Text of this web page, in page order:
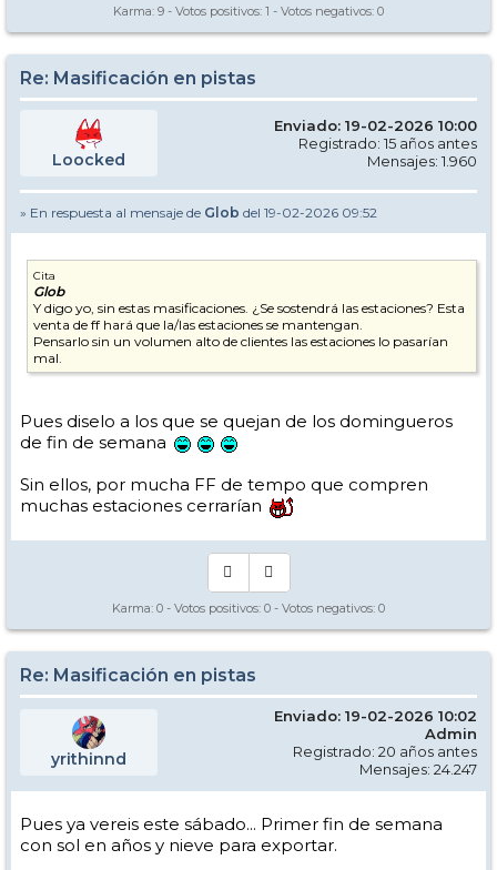
Karma: 9 - Votos positivos: 1 - Votos negativos: 0
Re: Masificación en pistas
Loocked
Enviado: 19-02-2026 10:00
Registrado: 15 años antes
Mensajes: 1.960
» En respuesta al mensaje de Glob del 19-02-2026 09:52
Cita
Glob
Y digo yo, sin estas masificaciones. ¿Se sostendrá las estaciones? Esta
venta de ff hará que la/las estaciones se mantengan.
Pensarlo sin un volumen alto de clientes las estaciones lo pasarían
mal.
Pues diselo a los que se quejan de los domingueros
de fin de semana
Sin ellos, por mucha FF de tempo que compren
muchas estaciones cerrarían
Karma: 0 - Votos positivos: 0 - Votos negativos: 0
Re: Masificación en pistas
yrithinnd
Enviado: 19-02-2026 10:02
Admin
Registrado: 20 años antes
Mensajes: 24.247
Pues ya vereis este sábado... Primer fin de semana
con sol en años y nieve para exportar.